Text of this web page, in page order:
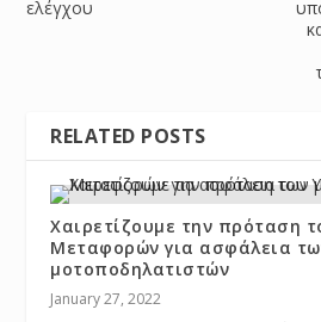
ελέγχου
RELATED POSTS
Χαιρετίζουμε την πρόταση
Μεταφορών για ασφάλεια
μοτοποδηλατιστών
January 27, 2022